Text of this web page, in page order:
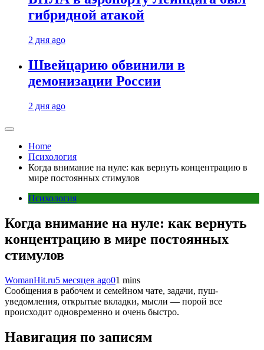
гибридной атакой
2 дня ago
Швейцарию обвинили в
демонизации России
2 дня ago
Home
Психология
Когда внимание на нуле: как вернуть концентрацию в
мире постоянных стимулов
Психология
Когда внимание на нуле: как вернуть
концентрацию в мире постоянных
стимулов
WomanHit.ru5 месяцев ago01 mins
Сообщения в рабочем и семейном чате, задачи, пуш-
уведомления, открытые вкладки, мысли — порой все
происходит одновременно и очень быстро.
Навигация по записям